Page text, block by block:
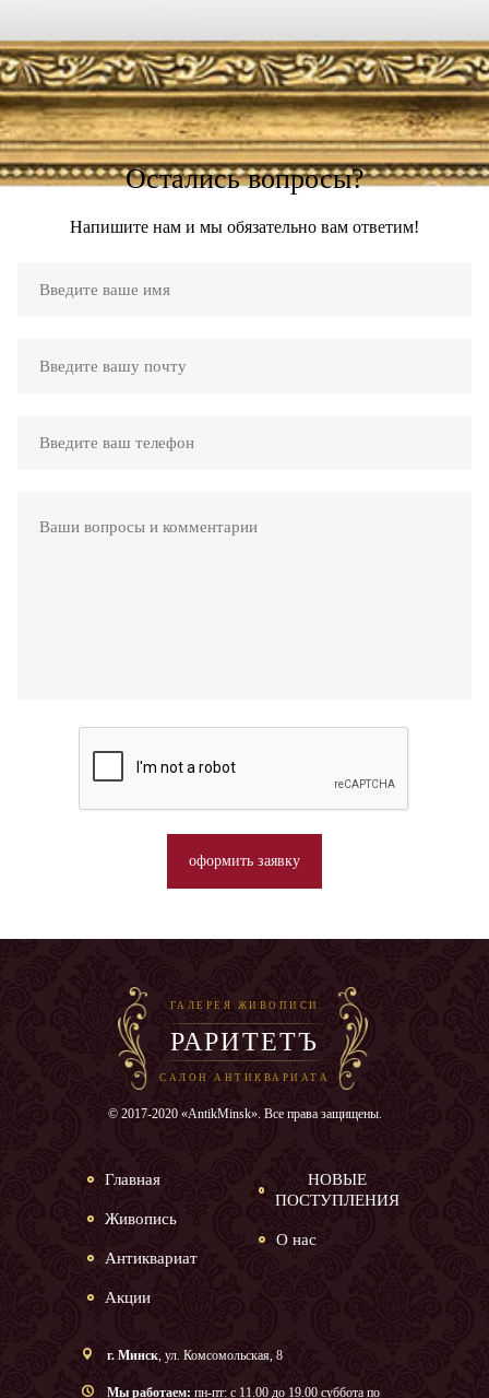
Остались вопросы?
Напишите нам и мы обязательно вам ответим!
оформить заявку
ГАЛЕРЕЯ ЖИВОПИСИ
РАРИТЕТЪ
САЛОН АНТИКВАРИАТА
© 2017-2020 «AntikMinsk». Все права защищены.
Главная
Живопись
Антиквариат
Акции
НОВЫЕ
ПОСТУПЛЕНИЯ
О нас
г. Минск, ул. Комсомольская, 8
Мы работаем: пн-пт: с 11.00 до 19.00 суббота по